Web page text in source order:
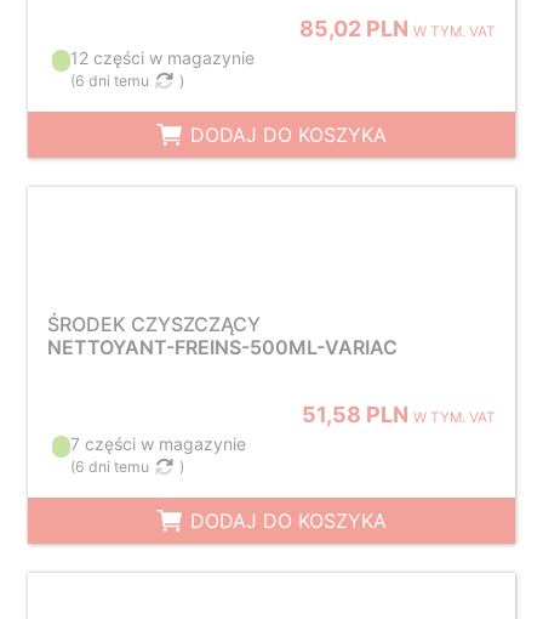
85,02 PLNW TYM. VAT
12 części w magazynie
(6 dni temu )
DODAJ DO KOSZYKA
ŚRODEK CZYSZCZĄCY
NETTOYANT-FREINS-500ML-VARIAC
51,58 PLNW TYM. VAT
7 części w magazynie
(6 dni temu )
DODAJ DO KOSZYKA